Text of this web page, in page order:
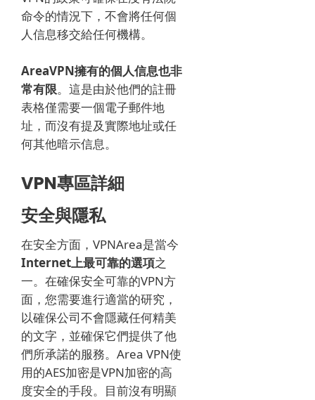
命令的情況下，不會將任何個
人信息移交給任何機構。
AreaVPN擁有的個人信息也非
常有限。 這是由於他們的註冊
表格僅需要一個電子郵件地
址，而沒有提及實際地址或任
何其他暗示信息。
VPN專區詳細
安全與隱私
在安全方面，VPNArea是當今
Internet上最可靠的選項之
一。 在確保安全可靠的VPN方
面，您需要進行適當的研究，
以確保公司不會隱藏任何精美
的文字，並確保它們提供了他
們所承諾的服務。 Area VPN使
用的AES加密是VPN加密的高
度安全的手段。 目前沒有明顯